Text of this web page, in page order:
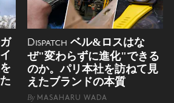
Dispatch ベル&ロスはな
ぜ"変わらずに進化"できる
のか。パリ本社を訪ねて見
えたブランドの本質
By MASAHARU WADA